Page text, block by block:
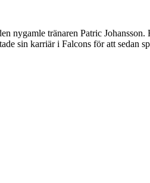
tränaren Patric
sin karriär i Falcons för att sedan